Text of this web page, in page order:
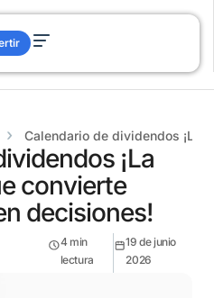
› Calendario de dividendos ¡La
¡La
convierte
decisiones!
4 min
lectura
19 de junio
2026